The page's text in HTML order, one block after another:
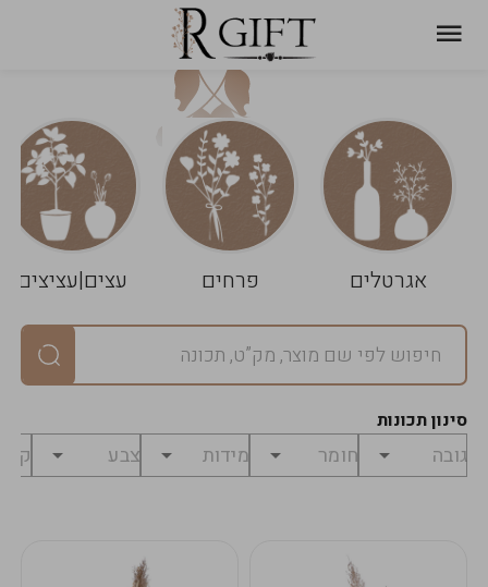
אגרטלים פרחים עצים|עציצים
סינון תכונות
עגלת
שלך
ניקוי
הסל
במארז
מחיר
לפני
₪0